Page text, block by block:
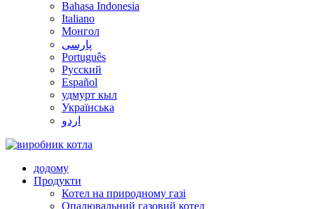
Bahasa Indonesia
Italiano
Монгол
پارسی
Português
Русский
Español
удмурт кыл
Українська
اردو
додому
Продукти
Котел на природному газі
Опалювальний газовий котел